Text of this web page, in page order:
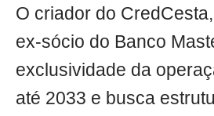
O criador do
ex-sócio do Banco
exclusividade da
até 2033 e busca